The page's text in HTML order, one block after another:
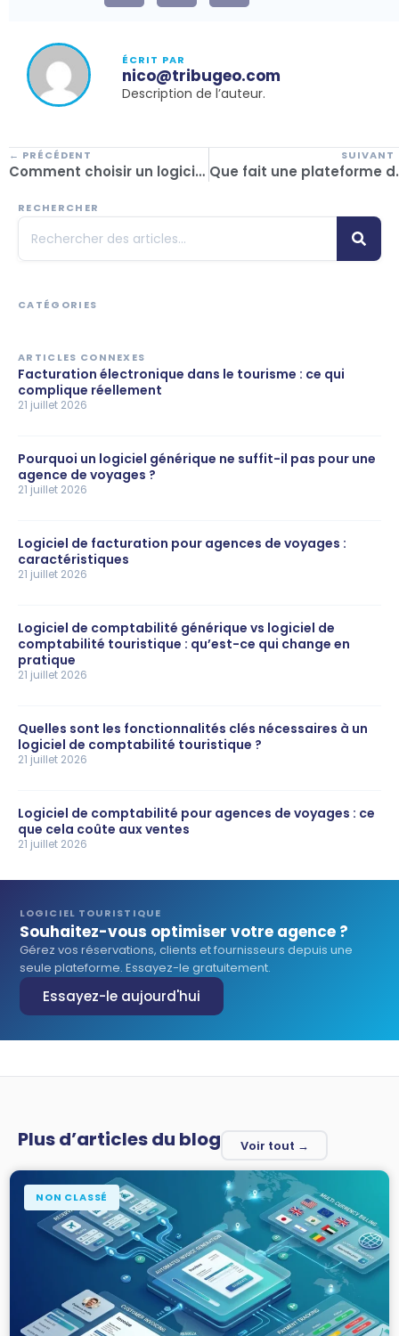
ÉCRIT PAR
nico@tribugeo.com
Description de l’auteur.
← PRÉCÉDENT
Comment choisir un logiciel adapté à votre agence de voyages Que fait une
RECHERCHER
CATÉGORIES
ARTICLES CONNEXES
Facturation électronique dans le tourisme : ce qui
complique réellement
21 juillet 2026
Pourquoi un logiciel générique ne suffit-il pas pour une
agence de voyages ?
21 juillet 2026
Logiciel de facturation pour agences de voyages :
caractéristiques
21 juillet 2026
Logiciel de comptabilité générique vs logiciel de
comptabilité touristique : qu’est-ce qui change en
pratique
21 juillet 2026
Quelles sont les fonctionnalités clés nécessaires à un
logiciel de comptabilité touristique ?
21 juillet 2026
Logiciel de comptabilité pour agences de voyages : ce
que cela coûte aux ventes
21 juillet 2026
LOGICIEL TOURISTIQUE
Souhaitez-vous optimiser votre agence ?
Gérez vos réservations, clients et fournisseurs depuis une
seule plateforme. Essayez-le gratuitement.
Essayez-le aujourd'hui
Plus d’articles du blog Voir tout →
NON CLASSÉ